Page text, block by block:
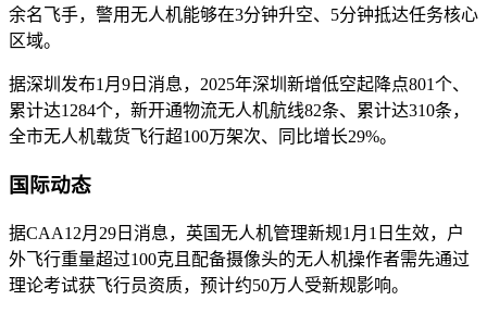
余名飞手，警用无人机能够在3分钟升空、5分钟抵达任务核心
区域。
据深圳发布1月9日消息，2025年深圳新增低空起降点801个、
累计达1284个，新开通物流无人机航线82条、累计达310条，
全市无人机载货飞行超100万架次、同比增长29%。
国际动态
据CAA12月29日消息，英国无人机管理新规1月1日生效，户
外飞行重量超过100克且配备摄像头的无人机操作者需先通过
理论考试获飞行员资质，预计约50万人受新规影响。